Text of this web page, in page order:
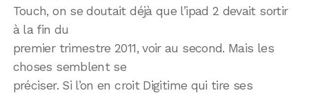
Touch, on se doutait déjà que l’ipad 2 devait sortir
à la fin du
premier trimestre 2011, voir au second. Mais les
choses semblent se
préciser. Si l’on en croit Digitime qui tire ses